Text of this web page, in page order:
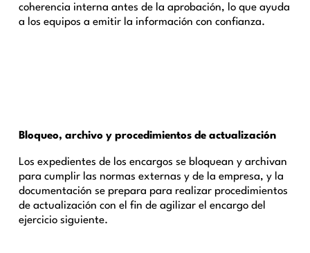
coherencia interna antes de la aprobación, lo que ayuda
a los equipos a emitir la información con confianza.
Bloqueo, archivo y procedimientos de actualización
Los expedientes de los encargos se bloquean y archivan
para cumplir las normas externas y de la empresa, y la
documentación se prepara para realizar procedimientos
de actualización con el fin de agilizar el encargo del
ejercicio siguiente.